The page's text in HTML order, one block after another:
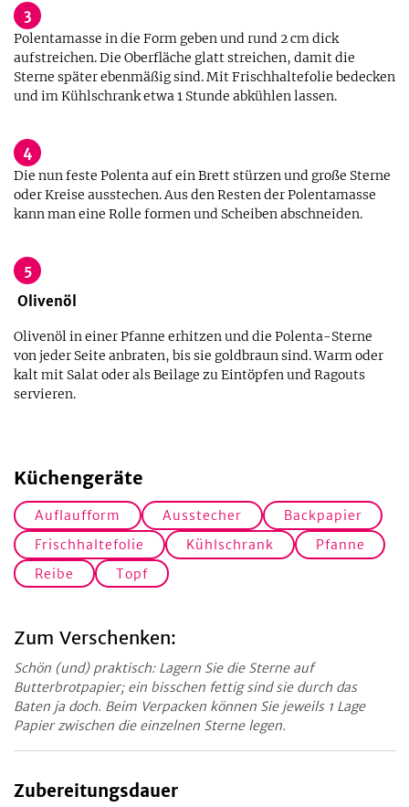
3
Polentamasse in die Form geben und rund 2 cm dick
aufstreichen. Die Oberfläche glatt streichen, damit die
Sterne später ebenmäßig sind. Mit Frischhaltefolie bedecken
und im Kühlschrank etwa 1 Stunde abkühlen lassen.
4
Die nun feste Polenta auf ein Brett stürzen und große Sterne
oder Kreise ausstechen. Aus den Resten der Polentamasse
kann man eine Rolle formen und Scheiben abschneiden.
5
Olivenöl
Olivenöl in einer Pfanne erhitzen und die Polenta-Sterne
von jeder Seite anbraten, bis sie goldbraun sind. Warm oder
kalt mit Salat oder als Beilage zu Eintöpfen und Ragouts
servieren.
Küchengeräte
Auflaufform Ausstecher
Backpapier
Frischhaltefolie
Kühlschrank
Pfanne
Reibe
Topf
Zum Verschenken:
Schön (und) praktisch: Lagern Sie die Sterne auf
Butterbrotpapier; ein bisschen fettig sind sie durch das
Baten ja doch. Beim Verpacken können Sie jeweils 1 Lage
Papier zwischen die einzelnen Sterne legen.
Zubereitungsdauer